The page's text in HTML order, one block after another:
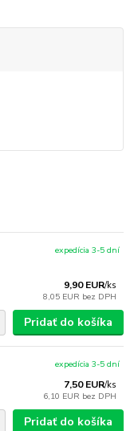
9,90 EUR/ks
8,05 EUR bez DPH
expedícia 3-5 dní
Pridať do košíka
7,50 EUR/ks
6,10 EUR bez DPH
expedícia 3-5 dní
Pridať do košíka